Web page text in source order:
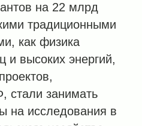
на 22 млрд
традиционными
как физика
и высоких энергий,
стали занимать
на исследования в